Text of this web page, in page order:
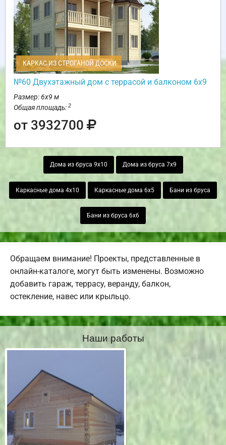
КАРКАС ИЗ СТРОГАНОЙ ДОСКИ
№60 Двухэтажный дом с террасой и балконом 6х9
Размер: 6х9 м
Общая площадь: 2
от 3932700
Дома из бруса 9х10 Дома из бруса 7х9
Каркасные дома 4х10 Каркасные дома 6х5 Бани из бруса
Бани из бруса 6х6
Обращаем внимание! Проекты, представленные в
онлайн-каталоге, могут быть изменены. Возможно
добавить гараж, террасу, веранду, балкон,
остекление, навес или крыльцо.
Наши работы